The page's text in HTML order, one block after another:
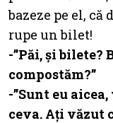
bazeze pe el, că
rupe un bilet!
-”Păi, și bilete?
compostăm?”
-”Sunt eu
ceva. Ați văzut